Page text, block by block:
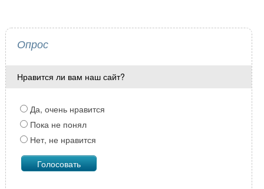
Опрос
Нравится ли вам наш сайт?
Да, очень нравится
Пока не понял
Нет, не нравится